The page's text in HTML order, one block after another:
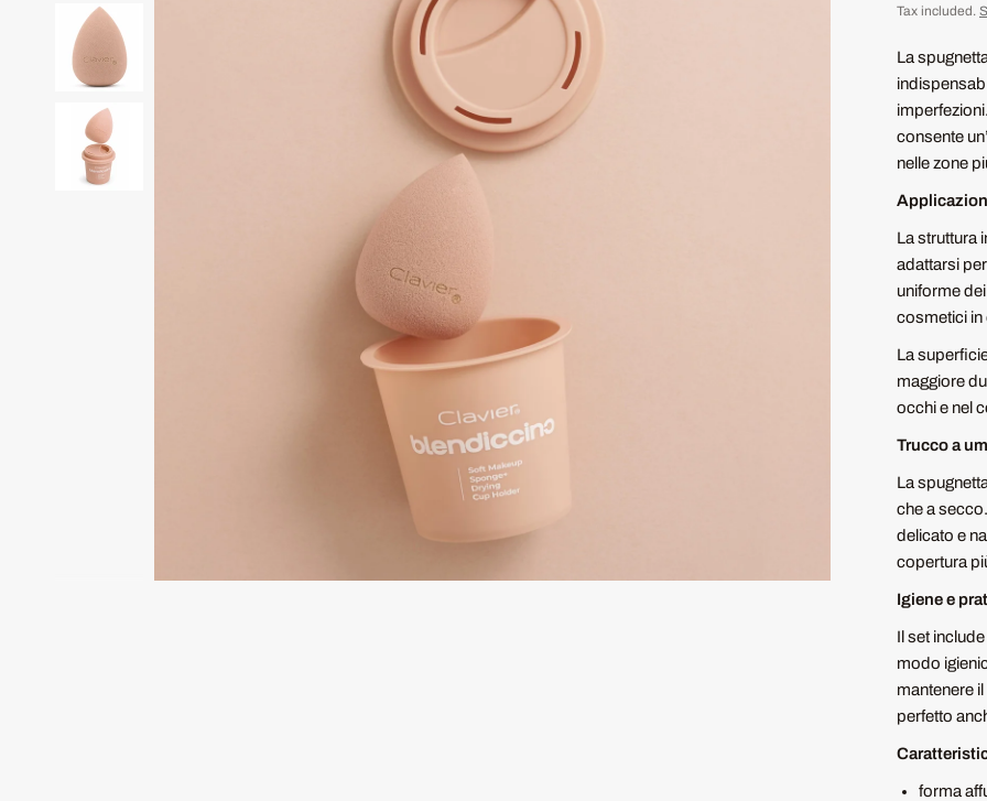
Tax included.
La
consente
nelle zone
La struttura
adattarsi
uniforme
cosmetici in
La
maggiore
occhi e nel
Trucco a
La
che a
delicato e
copertura
Igiene e
Il set
modo
mantenere
perfetto
forma